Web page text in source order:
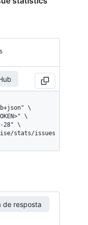
stats/issues
de resposta